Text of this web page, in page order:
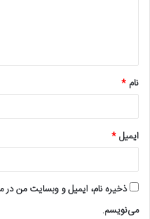
*
نام *
ایمیل*
ذخیره نام، ایمیل و وبسایت من در
می‌نویسم.